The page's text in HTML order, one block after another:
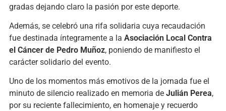
gradas dejando claro la pasión por este deporte.
Además, se celebró una rifa solidaria cuya recaudación
fue destinada íntegramente a la Asociación Local Contra
el Cáncer de Pedro Muñoz, poniendo de manifiesto el
carácter solidario del evento.
Uno de los momentos más emotivos de la jornada fue el
minuto de silencio realizado en memoria de Julián Perea,
por su reciente fallecimiento, en homenaje y recuerdo